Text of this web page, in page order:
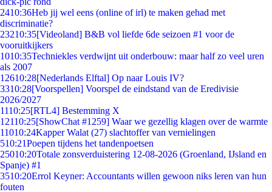
2410:36Heb jij wel eens (online of irl) te maken gehad met
discriminatie?
23210:35[Videoland] B&B vol liefde 6de seizoen #1 voor de
vooruitkijkers
1010:35Techniekles verdwijnt uit onderbouw: maar half zo veel uren
als 2007
12610:28[Nederlands Elftal] Op naar Louis IV?
3310:28[Voorspellen] Voorspel de eindstand van de Eredivisie
2026/2027
1110:25[RTL4] Bestemming X
12110:25[ShowChat #1259] Waar we gezellig klagen over de warmte
11010:24Kapper Walat (27) slachtoffer van vernielingen
510:21Poepen tijdens het tandenpoetsen
25010:20Totale zonsverduistering 12-08-2026 (Groenland, IJsland en
Spanje) #1
3510:20Errol Keyner: Accountants willen gewoon niks leren van hun
fouten